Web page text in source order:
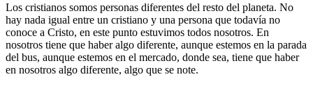
Los cristianos somos personas diferentes del resto del planeta. No
hay nada igual entre un cristiano y una persona que todavía no
conoce a Cristo, en este punto estuvimos todos nosotros. En
nosotros tiene que haber algo diferente, aunque estemos en la parada
del bus, aunque estemos en el mercado, donde sea, tiene que haber
en nosotros algo diferente, algo que se note.